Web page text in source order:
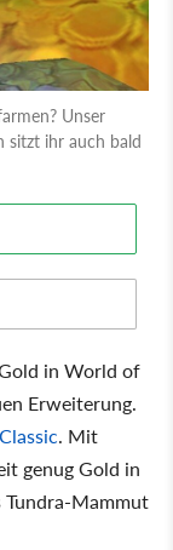
Unser
sitzt ihr auch bald
in World of
Erweiterung.
. Mit
genug Gold in
Tundra-Mammut